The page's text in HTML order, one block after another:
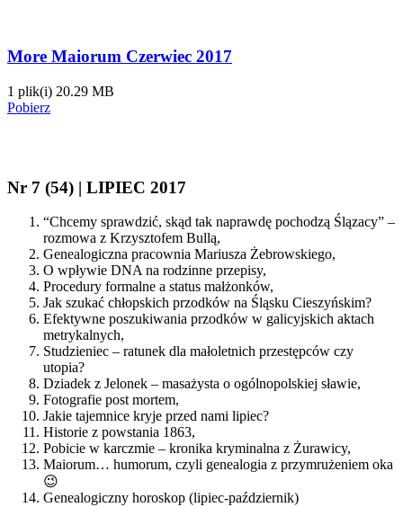
More Maiorum Czerwiec 2017
1 plik(i) 20.29 MB
Pobierz
Nr 7 (54) | LIPIEC 2017
“Chcemy sprawdzić, skąd tak naprawdę pochodzą Ślązacy” –
rozmowa z Krzysztofem Bullą,
Genealogiczna pracownia Mariusza Żebrowskiego,
O wpływie DNA na rodzinne przepisy,
Procedury formalne a status małżonków,
Jak szukać chłopskich przodków na Śląsku Cieszyńskim?
Efektywne poszukiwania przodków w galicyjskich aktach
metrykalnych,
Studzieniec – ratunek dla małoletnich przestępców czy
utopia?
Dziadek z Jelonek – masażysta o ogólnopolskiej sławie,
Fotografie post mortem,
Jakie tajemnice kryje przed nami lipiec?
Historie z powstania 1863,
Pobicie w karczmie – kronika kryminalna z Żurawicy,
Maiorum… humorum, czyli genealogia z przymrużeniem oka
😉
Genealogiczny horoskop (lipiec-październik)